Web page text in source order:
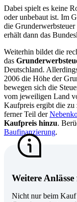
Dabei spielt es keine
oder unbebaut ist. Im
die
erhält dann das
Weiterhin bildet die
das
Deutschland.
2006 die Höhe der
bewegen sich die
vom jeweiligen Land
Kaufpreis ergibt die zu
ferner Teil der
Kaufpreis hinzu.
Baufinanzierung.
Weitere
Nicht nur beim